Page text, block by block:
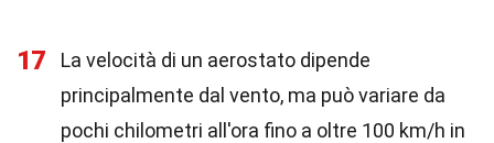
17
La velocità di un aerostato dipende
principalmente dal vento, ma può variare da
pochi chilometri all'ora fino a oltre 100 km/h in